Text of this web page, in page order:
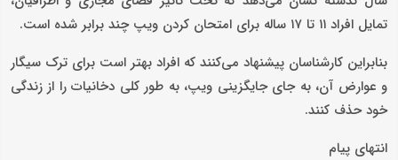
تمایل افراد ۱۱ تا ۱۷ ساله برای امتحان کردن ویپ چند برابر شده است.
بنابراین کارشناسان پیشنهاد می‌کنند که افراد بهتر است برای ترک سیگار
و عوارض آن، به جای جایگزینی ویپ، به طور کلی دخانیات را از زندگی
خود حذف کنند.
انتهای پیام